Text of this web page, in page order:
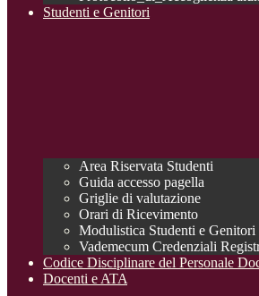
Studenti e Genitori
Area Riservata Studenti
Guida accesso pagella
Griglie di valutazione
Orari di Ricevimento
Modulistica Studenti e Genitori
Vademecum Credenziali
Codice Disciplinare del Personale
Docenti e ATA